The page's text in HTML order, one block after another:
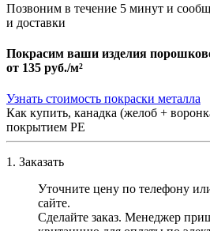
Позвоним в течение 5 минут и
и доставки
Покрасим ваши изделия
от 135 руб./м²
Узнать стоимость покраски металла
Как купить, канадка (желоб +
покрытием PE
1. Заказать
Уточните цену по телефону
сайте.
Сделайте заказ. Менеджер